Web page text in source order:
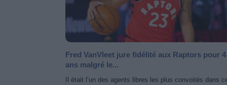
Fred VanVleet jure fidélité aux Raptors pour 4
ans malgré le...
Il était l’un des agents libres les plus convoités dans